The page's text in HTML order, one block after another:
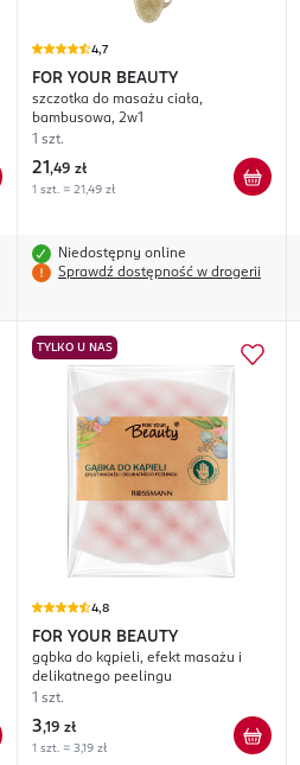
4,7
FOR YOUR BEAUTY
szczotka do masażu ciała,
bambusowa, 2w1
1 szt.
21 ,49 zł
1 szt. = 21,49 zł
Niedostępny online
Sprawdź dostępność w drogerii
TYLKO U NAS
4,8
FOR YOUR BEAUTY
gąbka do kąpieli, efekt masażu i
delikatnego peelingu
1 szt.
3,19 zł
1 szt. = 3,19 zł